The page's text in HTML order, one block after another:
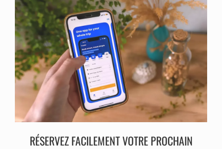
RÉSERVEZ FACILEMENT VOTRE PROCHAIN